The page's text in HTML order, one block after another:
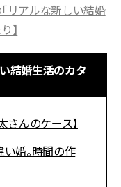
リアルな新しい結婚
】
い結婚生活のカタ
んのケース】
婚。時間の作